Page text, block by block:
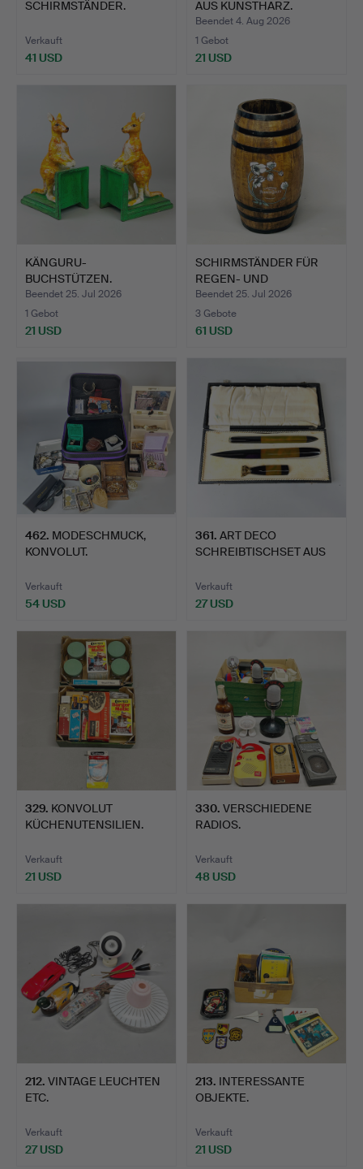
SCHIRMSTÄNDER.
Verkauft
41 USD
AUS KUNSTHARZ.
Beendet 4. Aug 2026
1 Gebot
21 USD
KÄNGURU-
BUCHSTÜTZEN.
Beendet 25. Jul 2026
1 Gebot
21 USD
SCHIRMSTÄNDER FÜR
REGEN- UND
GEHSTÖCKE IN …
Beendet 25. Jul 2026
3 Gebote
61 USD
462. MODESCHMUCK,
KONVOLUT.
Verkauft
54 USD
361. ART DECO
SCHREIBTISCHSET AUS
Verkauft
27 USD
329. KONVOLUT
KÜCHENUTENSILIEN.
Verkauft
21 USD
330. VERSCHIEDENE
RADIOS.
Verkauft
48 USD
212. VINTAGE LEUCHTEN
ETC.
Verkauft
27 USD
213. INTERESSANTE
OBJEKTE.
Verkauft
21 USD